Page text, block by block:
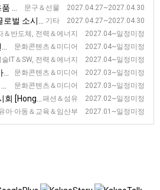
문구＆선물 2027.04.27~2027.04.30
회
기타 2027.04.27~2027.04.30
아웃도어 전시회
＆반도체, 전력＆에너지 2027.04~일정미정
회 [Hong Kong Electronics Fair (Spring
문화콘텐츠＆미디어 2027.04~일정미정
술IT＆SW, 전력＆에너지 2027.04~일정미정
문화콘텐츠＆미디어 2027.03~일정미정
문화콘텐츠＆미디어 2027.03~일정미정
패션＆섬유 2027.02~일정미정
Fur & Fashion Fair]
아·아동＆교육＆임산부 2027.01~일정미정